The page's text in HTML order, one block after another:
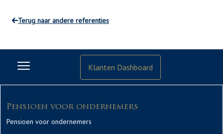
Terug naar andere referenties
Klanten Dashboard
Pensioen voor ondernemers
Pensioen voor ondernemers